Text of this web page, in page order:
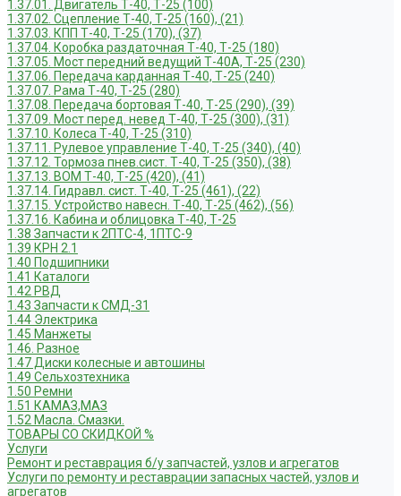
1.37.01. Двигатель Т-40, Т-25 (100)
1.37.02. Сцепление Т-40, Т-25 (160), (21)
1.37.03. КПП Т-40, Т-25 (170), (37)
1.37.04. Коробка раздаточная Т-40, Т-25 (180)
1.37.05. Мост передний ведущий Т-40А, Т-25 (230)
1.37.06. Передача карданная Т-40, Т-25 (240)
1.37.07. Рама Т-40, Т-25 (280)
1.37.08. Передача бортовая Т-40, Т-25 (290), (39)
1.37.09. Мост перед. невед Т-40, Т-25 (300), (31)
1.37.10. Колеса Т-40, Т-25 (310)
1.37.11. Рулевое управление Т-40, Т-25 (340), (40)
1.37.12. Тормоза пнев.сист. Т-40, Т-25 (350), (38)
1.37.13. ВОМ Т-40, Т-25 (420), (41)
1.37.14. Гидравл. сист. Т-40, Т-25 (461), (22)
1.37.15. Устройство навесн. Т-40, Т-25 (462), (56)
1.37.16. Кабина и облицовка Т-40, Т-25
1.38 Запчасти к 2ПТС-4, 1ПТС-9
1.39 КРН 2.1
1.40 Подшипники
1.41 Каталоги
1.42 РВД
1.43 Запчасти к СМД-31
1.44 Электрика
1.45 Манжеты
1.46. Разное
1.47 Диски колесные и автошины
1.49 Сельхозтехника
1.50 Ремни
1.51 КАМАЗ,МАЗ
1.52 Масла. Смазки.
ТОВАРЫ СО СКИДКОЙ %
Услуги
Ремонт и реставрация б/у запчастей, узлов и агрегатов
Услуги по ремонту и реставрации запасных частей, узлов и
агрегатов